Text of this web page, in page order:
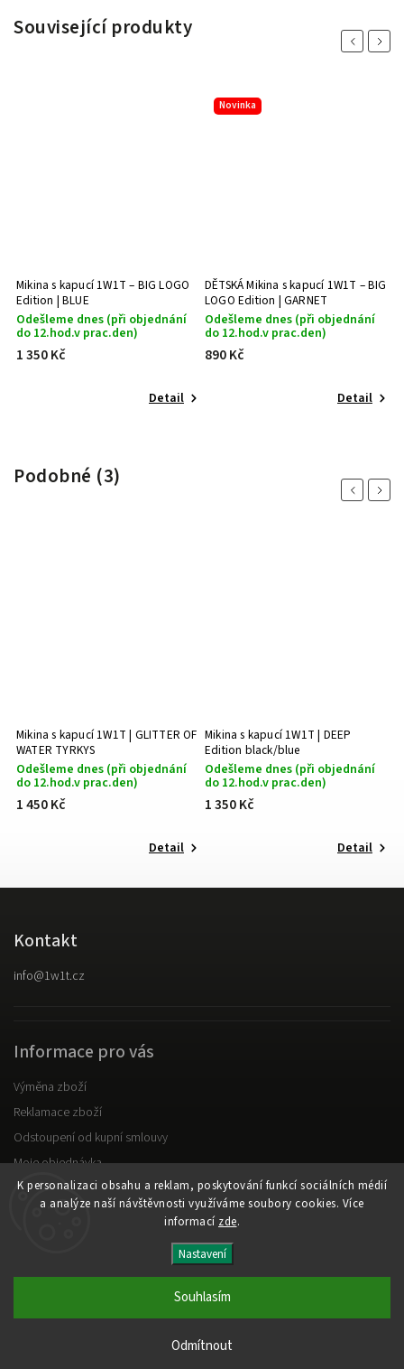
K personalizaci obsahu a reklam, poskytování funkcí sociálních médií
a analýze naší návštěvnosti využíváme soubory cookies. Více
informací zde.
Nastavení
Odmítnout
Souhlasím
Související produkty
Previous
Mikina s kapucí 1W1T – BIG LOGO
Edition | BLUE
Odešleme dnes (při objednání
do 12.hod.v prac.den)
1 350 Kč
Detail
Novinka
DĚTSKÁ Mikina s kapucí 1W1T – BIG
LOGO Edition | GARNET
Odešleme dnes (při objednání
do 12.hod.v prac.den)
890 Kč
Detail
Next
Podobné (3)
Previous
Mikina s kapucí 1W1T | GLITTER OF
WATER TYRKYS
Odešleme dnes (při objednání
do 12.hod.v prac.den)
1 450 Kč
Detail
Mikina s kapucí 1W1T | DEEP
Edition black/blue
Odešleme dnes (při objednání
do 12.hod.v prac.den)
1 350 Kč
Detail
Next
Kontakt
info@1w1t.cz
Informace pro vás
Výměna zboží
Reklamace zboží
Odstoupení od kupní smlouvy
Moje objednávka
Obchodní podmínky
Podmínky ochrany osobních údajů
1W1T
Upravit nastavení cookies